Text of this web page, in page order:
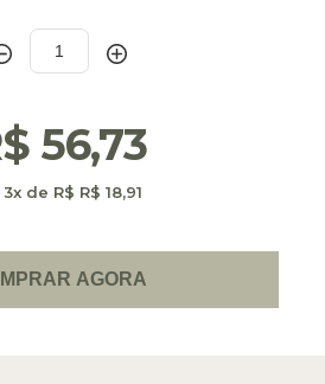
56,73
de R$ R$ 18,91
AGORA